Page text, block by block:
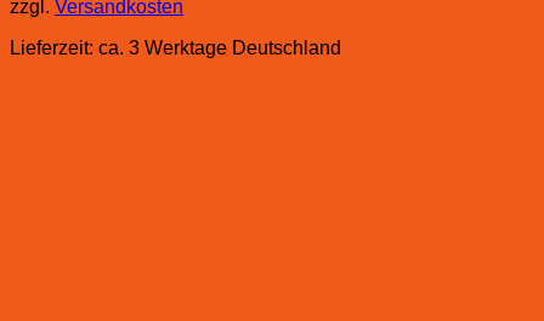
zzgl. Versandkosten
Lieferzeit: ca. 3 Werktage Deutschland